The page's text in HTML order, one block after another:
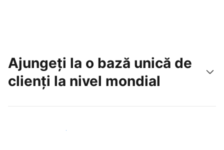
Ajungeți la o bază unică de
clienți la nivel mondial
Atrageți noi oaspeți astăzi